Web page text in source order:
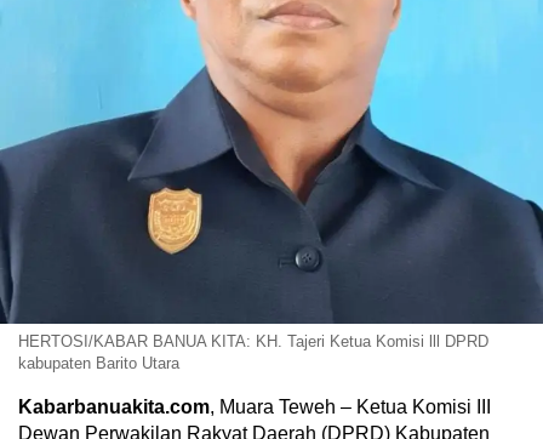
HERTOSI/KABAR BANUA KITA: KH. Tajeri Ketua Komisi lll DPRD
kabupaten Barito Utara
Kabarbanuakita.com, Muara Teweh – Ketua Komisi III
Dewan Perwakilan Rakyat Daerah (DPRD) Kabupaten